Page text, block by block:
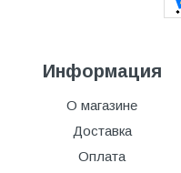
Информация
О магазине
Доставка
Оплата